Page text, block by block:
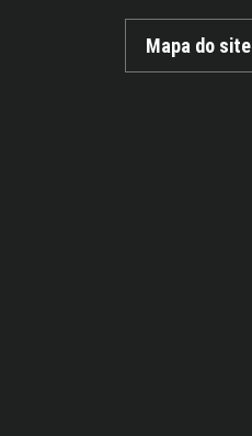
Mapa do site